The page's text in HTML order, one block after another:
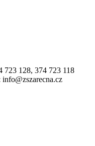
723 128, 374 723 118
info@zszarecna.cz